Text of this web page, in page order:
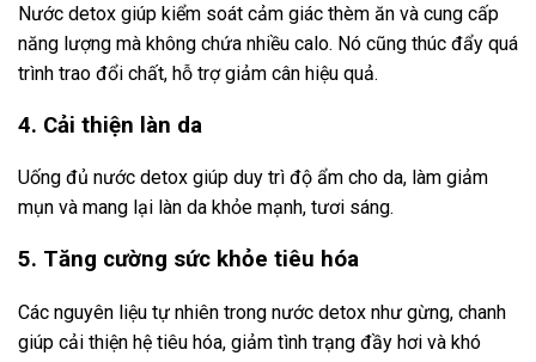
Nước detox giúp kiểm soát cảm giác thèm ăn và cung cấp
năng lượng mà không chứa nhiều calo. Nó cũng thúc đẩy quá
trình trao đổi chất, hỗ trợ giảm cân hiệu quả.
4. Cải thiện làn da
Uống đủ nước detox giúp duy trì độ ẩm cho da, làm giảm
mụn và mang lại làn da khỏe mạnh, tươi sáng.
5. Tăng cường sức khỏe tiêu hóa
Các nguyên liệu tự nhiên trong nước detox như gừng, chanh
giúp cải thiện hệ tiêu hóa, giảm tình trạng đầy hơi và khó